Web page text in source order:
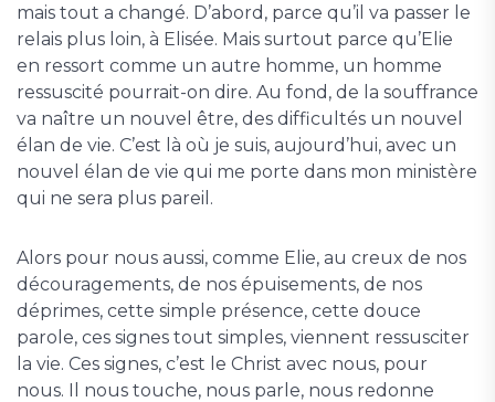
mais tout a changé. D’abord, parce qu’il va passer le
relais plus loin, à Elisée. Mais surtout parce qu’Elie
en ressort comme un autre homme, un homme
ressuscité pourrait-on dire. Au fond, de la souffrance
va naître un nouvel être, des difficultés un nouvel
élan de vie. C’est là où je suis, aujourd’hui, avec un
nouvel élan de vie qui me porte dans mon ministère
qui ne sera plus pareil.
Alors pour nous aussi, comme Elie, au creux de nos
découragements, de nos épuisements, de nos
déprimes, cette simple présence, cette douce
parole, ces signes tout simples, viennent ressusciter
la vie. Ces signes, c’est le Christ avec nous, pour
nous. Il nous touche, nous parle, nous redonne